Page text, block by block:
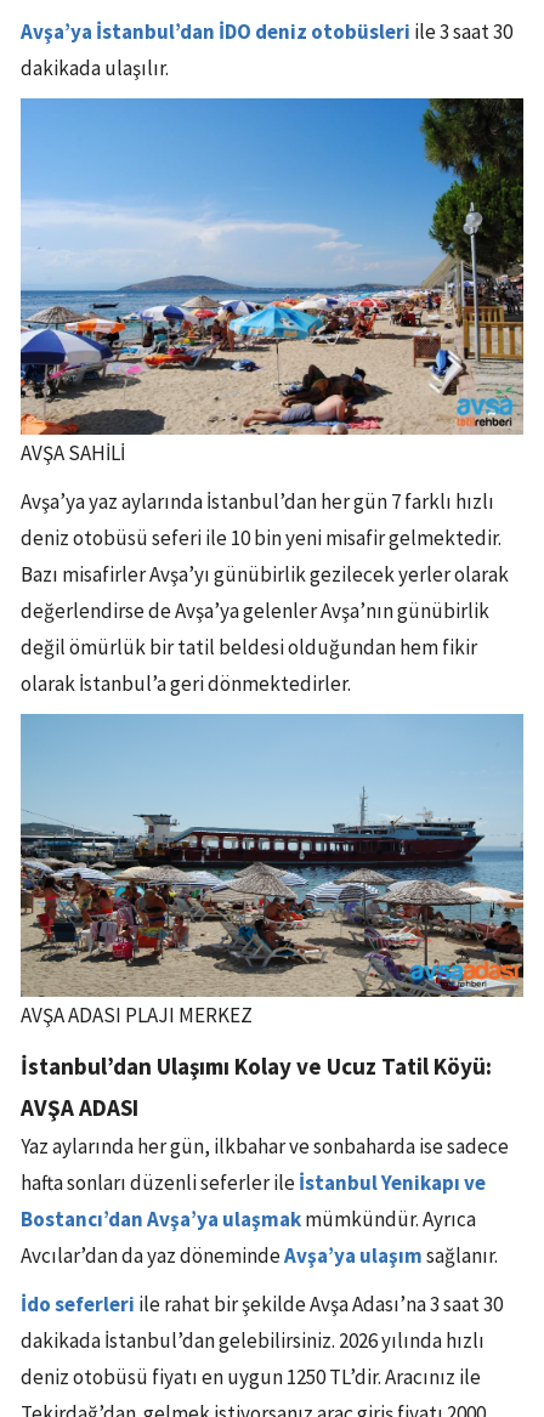
Avşa’ya İstanbul’dan İDO deniz otobüsleri ile 3 saat 30
dakikada ulaşılır.
AVŞA SAHİLİ
Avşa’ya yaz aylarında İstanbul’dan her gün 7 farklı hızlı
deniz otobüsü seferi ile 10 bin yeni misafir gelmektedir.
Bazı misafirler Avşa’yı günübirlik gezilecek yerler olarak
değerlendirse de Avşa’ya gelenler Avşa’nın günübirlik
değil ömürlük bir tatil beldesi olduğundan hem fikir
olarak İstanbul’a geri dönmektedirler.
AVŞA ADASI PLAJI MERKEZ
İstanbul’dan Ulaşımı Kolay ve Ucuz Tatil Köyü:
AVŞA ADASI
Yaz aylarında her gün, ilkbahar ve sonbaharda ise sadece
hafta sonları düzenli seferler ileİstanbul Yenikapı ve
Bostancı’dan Avşa’ya ulaşmakmümkündür. Ayrıca
Avcılar’dan da yaz dönemindeAvşa’ya ulaşımsağlanır.
İdo seferleri ile rahat bir şekilde Avşa Adası’na 3 saat 30
dakikada İstanbul’dan gelebilirsiniz. 2026 yılında hızlı
deniz otobüsü fiyatı en uygun 1250 TL’dir. Aracınız ile